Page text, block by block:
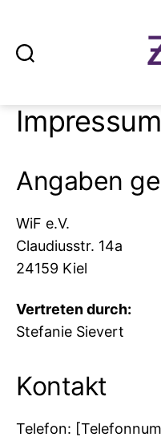
Impressum
Angaben
WiF e.V.
Claudiusstr. 14a
24159 Kiel
Vertreten durch:
Stefanie Sievert
Kontakt
Telefon: